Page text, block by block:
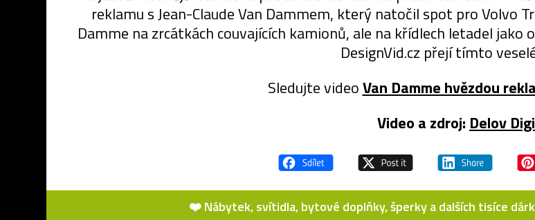
reklamu s Jean-Claude Van Dammem, který natočil spot pro Volvo
Damme na zrcátkách couvajících kamionů, ale na křídlech letadel
DesignVid.cz přejí tímto
Sledujte videoVan Damme hvězdou
Video a zdroj: Delov
❤️ Nábytek, svítidla, bytové doplňky, šperky a dalších tisíce